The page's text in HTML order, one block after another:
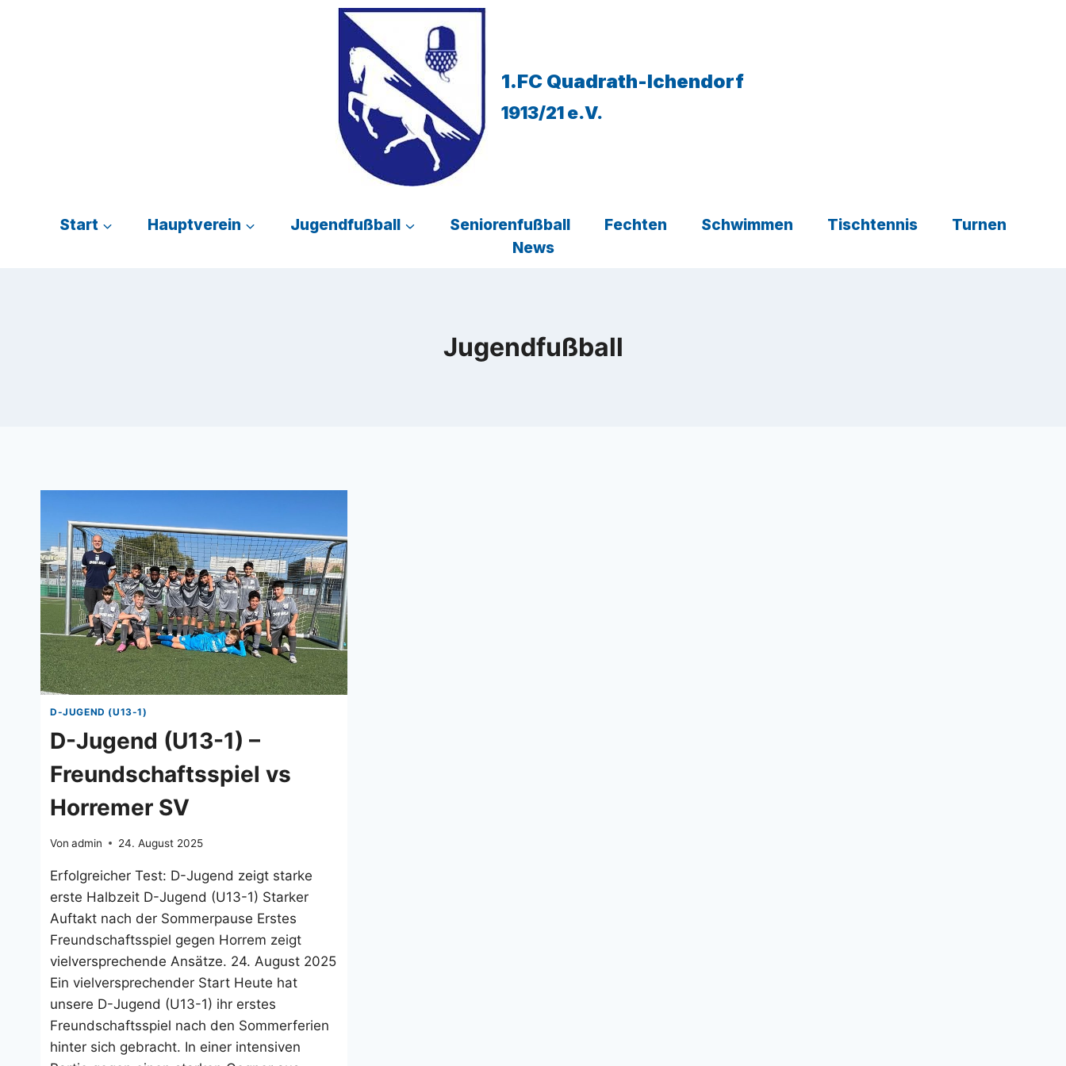
1.FC Quadrath-Ichendorf
1913/21 e.V.
Start Hauptverein Jugendfußball Seniorenfußball Fechten Schwimmen Tischtennis
Turnen
News
Jugendfußball
D-JUGEND (U13-1)
D-Jugend (U13-1) –
Freundschaftsspiel vs
Horremer SV
Von admin 24. August 2025
Erfolgreicher Test: D-Jugend zeigt starke
erste Halbzeit D-Jugend (U13-1) Starker
Auftakt nach der Sommerpause Erstes
Freundschaftsspiel gegen Horrem zeigt
vielversprechende Ansätze. 24. August 2025
Ein vielversprechender Start Heute hat
unsere D-Jugend (U13-1) ihr erstes
Freundschaftsspiel nach den Sommerferien
hinter sich gebracht. In einer intensiven